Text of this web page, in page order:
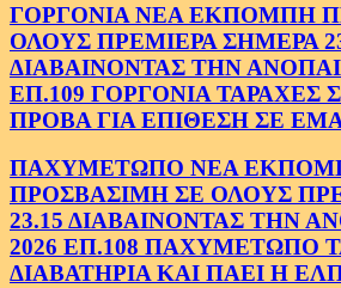
ΓΟΡΓΟΝΙΑ ΝΕΑ ΕΚΠΟΜΠΗ
ΟΛΟΥΣ ΠΡΕΜΙΕΡΑ ΣΗΜΕΡΑ
ΔΙΑΒΑΙΝΟΝΤΑΣ ΤΗΝ
ΕΠ.109 ΓΟΡΓΟΝΙΑ ΤΑΡΑΧΕΣ
ΠΡΟΒΑ ΓΙΑ ΕΠΙΘΕΣΗ ΣΕ
ΠΑΧΥΜΕΤΩΠΟ ΝΕΑ
ΠΡΟΣΒΑΣΙΜΗ ΣΕ ΟΛΟΥΣ
23.15 ΔΙΑΒΑΙΝΟΝΤΑΣ ΤΗΝ
2026 ΕΠ.108 ΠΑΧΥΜΕΤΩΠΟ
ΔΙΑΒΑΤΗΡΙΑ ΚΑΙ ΠΑΕΙ Η